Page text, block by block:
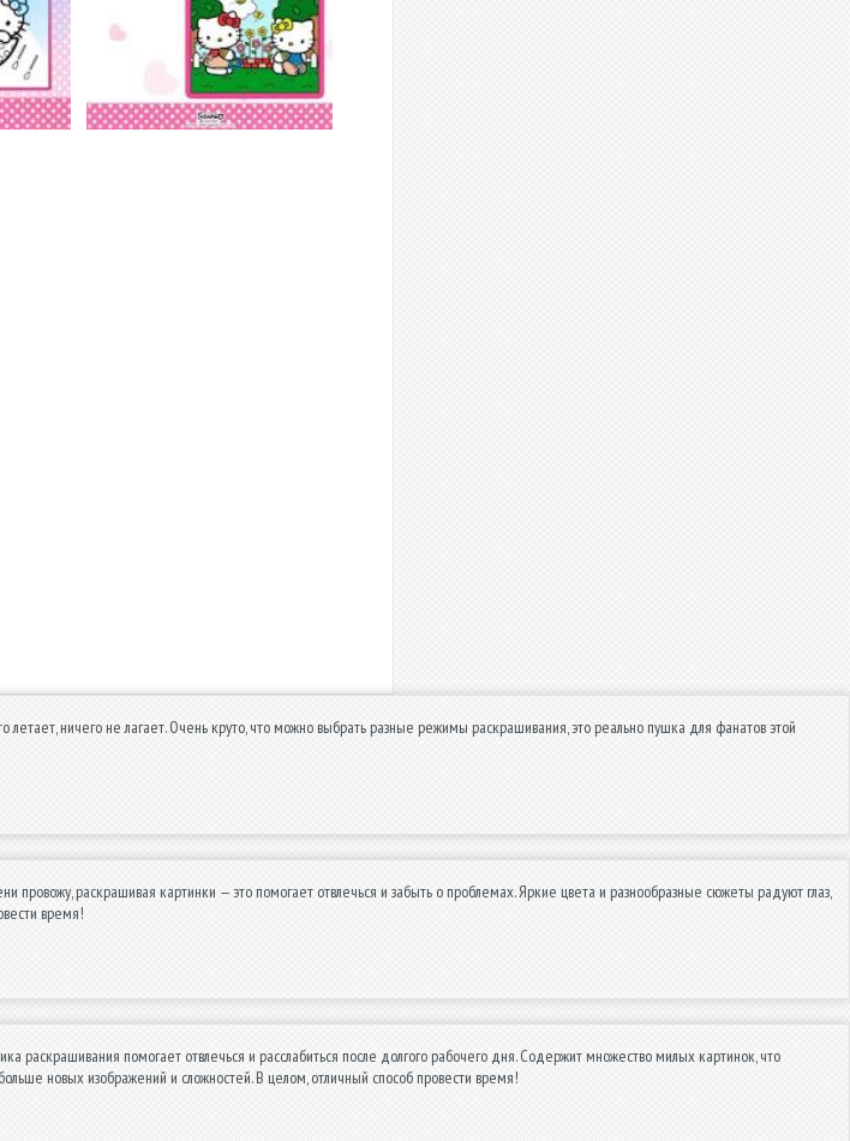
ничего не лагает. Очень круто, что можно выбрать разные режимы раскрашивания, это реально пушка для фанатов этой
провожу, раскрашивая картинки — это помогает отвлечься и забыть о проблемах. Яркие цвета и разнообразные сюжеты радуют глаз,
время!
раскрашивания помогает отвлечься и расслабиться после долгого рабочего дня. Содержит множество милых картинок, что
новых изображений и сложностей. В целом, отличный способ провести время!